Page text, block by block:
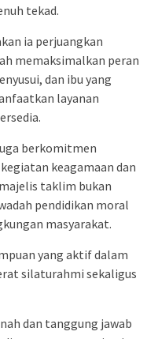
tekad.
ia perjuangkan
memaksimalkan peran
dan ibu yang
layanan
berkomitmen
keagamaan dan
taklim bukan
pendidikan moral
masyarakat.
yang aktif dalam
silaturahmi sekaligus
dan tanggung jawab